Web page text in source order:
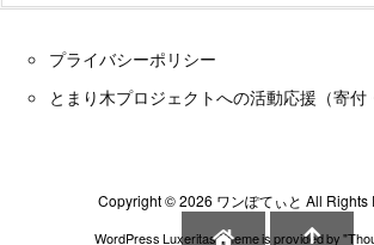
プライバシーポリシー
とまり木プロジェクトへの活動応援（寄付
Copyright ©2026 ワンぽてぃと All Rights
WordPress Luxeritas Theme is provided by "